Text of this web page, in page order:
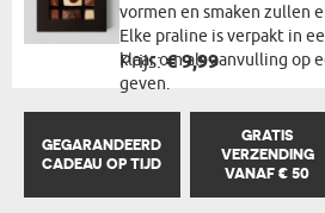
vormen en smaken zullen
Elke praline is verpakt in
klaar om als aanvulling op
geven.
Prijs:€ 9,99
GEGARANDEERD
CADEAU OP TIJD
GRATIS
VERZENDING
VANAF € 50